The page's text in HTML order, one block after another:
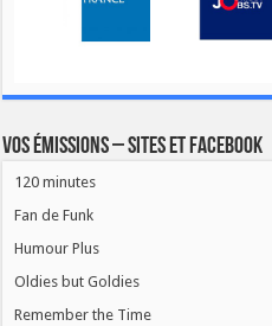
Vos émissions – Sites et Facebook
120 minutes
Fan de Funk
Humour Plus
Oldies but Goldies
Remember the Time